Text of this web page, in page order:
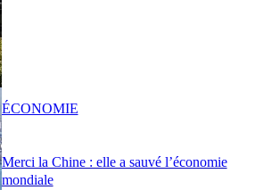
Merci la Chine : elle a sauvé l’économie
mondiale
ÉCONOMIE